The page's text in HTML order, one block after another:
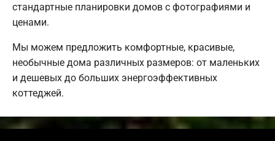
стандартные планировки домов с фотографиями и
ценами.
Мы можем предложить комфортные, красивые,
необычные дома различных размеров: от маленьких
и дешевых до больших энергоэффективных
коттеджей.